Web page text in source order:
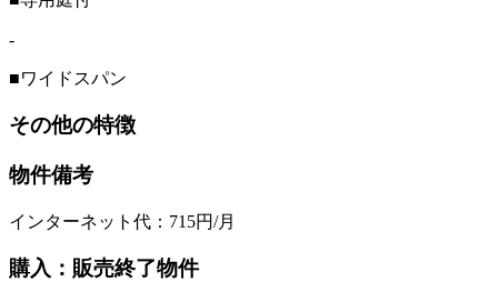
-
■ワイドスパン
その他の特徴
物件備考
インターネット代：715円/月
購入：販売終了物件